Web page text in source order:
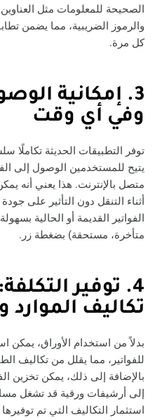
الصحيحة للمعلومات مثل العناوين
والرموز الضريبية، مما يضمن
كل مرة.
3. إمكانية
وفي أي وقت
توفر التطبيقات الحديثة تكاملًا
يتيح للمستخدمين الوصول إلى
متصل بالإنترنت. هذا يعني أنه
أثناء التنقل دون التأثير على
الفواتير القديمة أو الحالية
متأخرة، مستحقة) بضغطة زر.
4. توفير
تكاليف الموارد
بدلاً من استخدام الأوراق، يمكن
للفواتير، مما يقلل من تكاليف
بالإضافة إلى ذلك، يمكن تخزين
إلى أرشيفات ورقية قد تشغل
استثمار التكاليف التي تم